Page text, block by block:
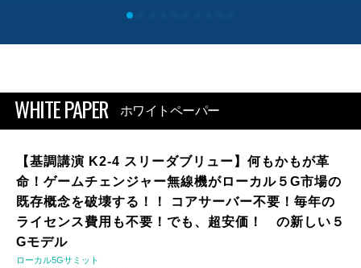
WHITE PAPER ホワイトペーパー
【基調講演 K2-4 スリーダブリュー】何もかもが革
命！ゲームチェンジャー無線機がローカル５G市場の
既存概念を破壊する！！ コアサーバー不要！毎年の
ライセンス費用も不要！でも、超安価！ の新しい５
Gモデル
ローカル5Gサミット